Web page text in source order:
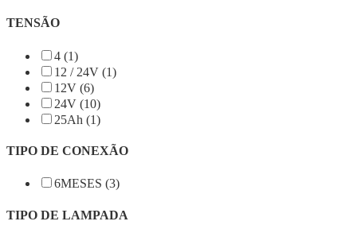
TENSÃO
4 (1)
12 / 24V (1)
12V (6)
24V (10)
25Ah (1)
TIPO DE CONEXÃO
6MESES (3)
TIPO DE LAMPADA